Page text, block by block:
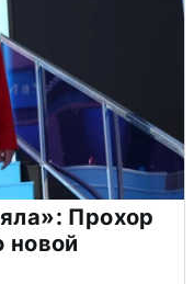
Прохор
новой